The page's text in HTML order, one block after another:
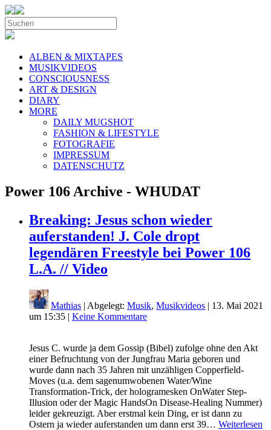
ALBEN & MIXTAPES
MUSIKVIDEOS
CONSCIOUSNESS
ART & DESIGN
DIARY
MORE
DAILY MUGSHOT
FASHION & LIFESTYLE
FOTOGRAFIE
IMPRESSUM
DATENSCHUTZ
Power 106 Archive - WHUDAT
Breaking: Jesus schon wieder
auferstanden! J. Cole dropt
legendären Freestyle bei Power 106
L.A. // Video
Mathias | Abgelegt: Musik, Musikvideos | 13. Mai 2021
um 15:35 | Keine Kommentare
Jesus C. wurde ja dem Gossip (Bibel) zufolge ohne den Akt
einer Befruchtung von der Jungfrau Maria geboren und
wurde dann nach 35 Jahren mit unzähligen Copperfield-
Moves (u.a. dem sagenumwobenen Water/Wine
Transformation-Trick, der hologramesken OnWater Step-
Illusion oder der Magic HandsOn Disease-Healing Nummer)
leider gekreuzigt. Aber erstmal kein Ding, er ist dann zu
Ostern ja wieder auferstanden um dann erst 39… Weiterlesen